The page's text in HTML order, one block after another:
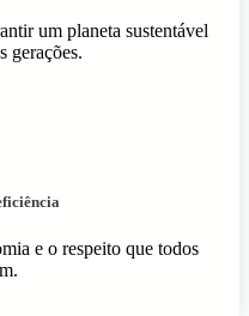
um planeta sustentável
gerações.
e o respeito que todos